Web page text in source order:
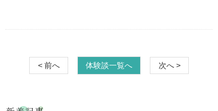
< 前へ 体験談一覧へ 次へ >